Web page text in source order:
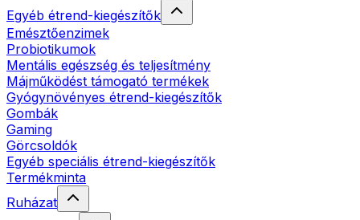
Egyéb étrend-kiegészítők
Emésztőenzimek
Probiotikumok
Mentális egészség és teljesítmény
Májműködést támogató termékek
Gyógynövényes étrend-kiegészítők
Gombák
Gaming
Görcsoldók
Egyéb speciális étrend-kiegészítők
Termékminta
Ruházat